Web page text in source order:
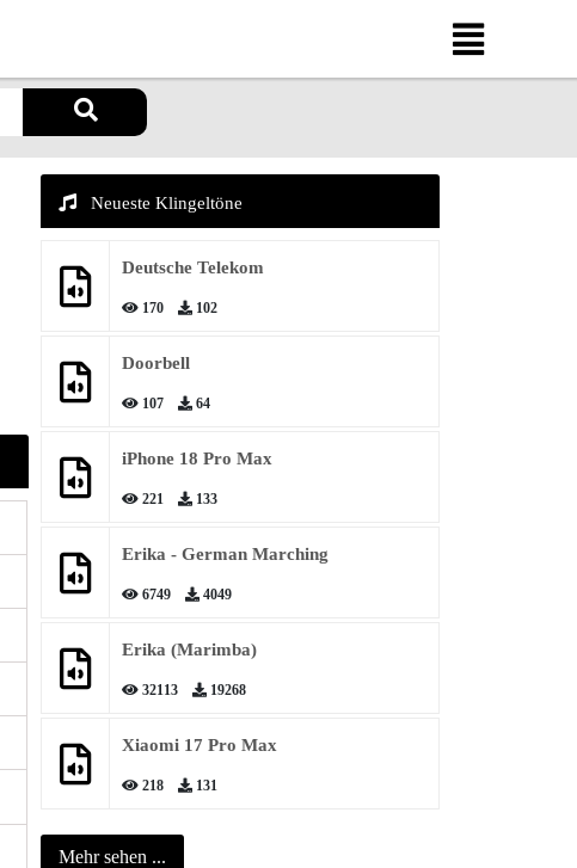
Neueste Klingeltöne
Deutsche Telekom
170 102
Doorbell
107 64
iPhone 18 Pro Max
221 133
Erika - German Marching
6749 4049
Erika (Marimba)
32113 19268
Xiaomi 17 Pro Max
218 131
Mehr sehen ...